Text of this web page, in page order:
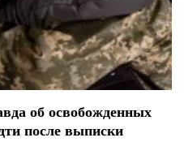
об освобожденных
после выписки